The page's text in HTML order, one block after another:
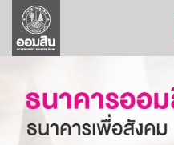
ลูกค้าธุรกิจ
ลูกค้าผู้ประกอบรายย่อย
ออมเพื่อสุข
เกี่ยวกับธนาคาร